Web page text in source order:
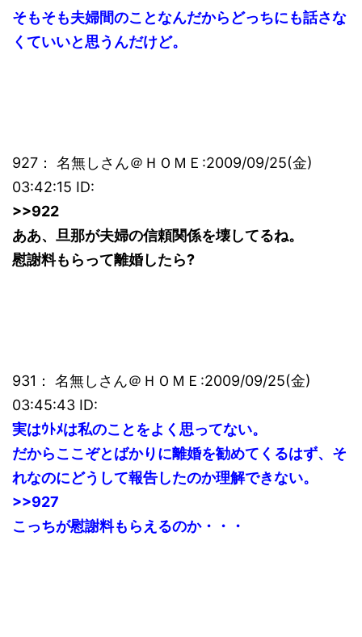
そもそも夫婦間のことなんだからどっちにも話さな
くていいと思うんだけど。
927： 名無しさん＠ＨＯＭＥ:2009/09/25(金)
03:42:15 ID:
>>922
ああ、旦那が夫婦の信頼関係を壊してるね。
慰謝料もらって離婚したら?
931： 名無しさん＠ＨＯＭＥ:2009/09/25(金)
03:45:43 ID:
実はｳﾄﾒは私のことをよく思ってない。
だからここぞとばかりに離婚を勧めてくるはず、そ
れなのにどうして報告したのか理解できない。
>>927
こっちが慰謝料もらえるのか・・・